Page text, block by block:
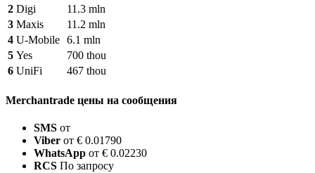
2 Digi
11.3 mln
3 Maxis
11.2 mln
4 U-Mobile 6.1 mln
5 Yes
700 thou
6 UniFi 467 thou
Merchantrade цены на сообщения
SMS от
Viber от € 0.01790
WhatsApp от € 0.02230
RCS По запросу